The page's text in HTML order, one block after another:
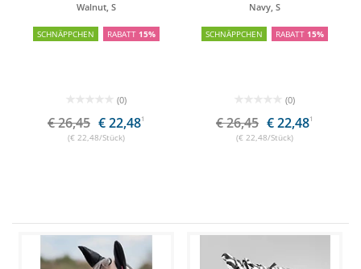
Walnut, S
SCHNÄPPCHEN RABATT 15%
(0)
€ 26,45 € 22,481
(€ 22,48/Stück)
Navy, S
SCHNÄPPCHEN RABATT 15%
(0)
€ 26,45 € 22,481
(€ 22,48/Stück)